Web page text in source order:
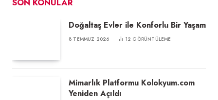
SON KONULAR
Doğaltaş Evler ile Konforlu Bir Yaşam
8 TEMMUZ 2026 12 GÖRÜNTÜLEME
Mimarlık Platformu Kolokyum.com
Yeniden Açıldı